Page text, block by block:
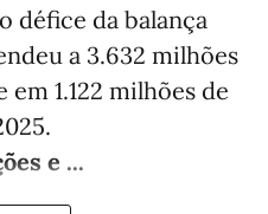
défice da balança
a 3.632 milhões
1.122 milhões de
e ...